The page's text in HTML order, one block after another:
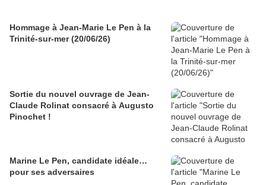
Hommage à Jean-Marie Le Pen à la
Trinité-sur-mer (20/06/26)
Sortie du nouvel ouvrage de Jean-
Claude Rolinat consacré à Augusto
Pinochet !
Marine Le Pen, candidate idéale…
pour ses adversaires